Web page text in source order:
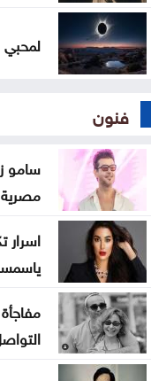
لمحبي
فنون
سامو
مصرية